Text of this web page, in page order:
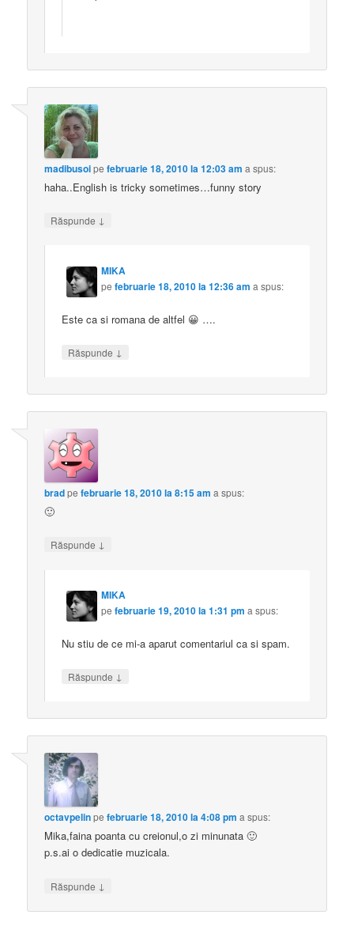
madibusoipefebruarie 18, 2010 la 12:03 am a spus:
haha..English is tricky sometimes…funny story
Răspunde ↓
MIKA
pefebruarie 18, 2010 la 12:36 am a spus:
Este ca si romana de altfel 😀 ….
Răspunde ↓
bradpefebruarie 18, 2010 la 8:15 am a spus:
🙂
Răspunde ↓
MIKA
pefebruarie 19, 2010 la 1:31 pm a spus:
Nu stiu de ce mi-a aparut comentariul ca si spam.
Răspunde ↓
octavpelinpefebruarie 18, 2010 la 4:08 pm a spus:
Mika,faina poanta cu creionul,o zi minunata 🙂
p.s.ai o dedicatie muzicala.
Răspunde ↓